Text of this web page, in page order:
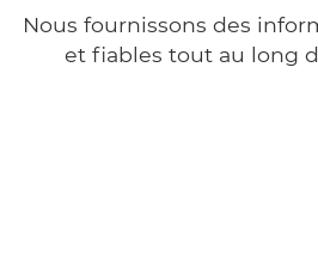
Nous fournissons des
et fiables tout au long